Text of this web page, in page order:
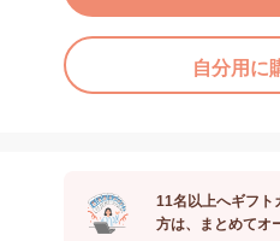
自分用に
11名以上へギフト
方は、まとめてオ